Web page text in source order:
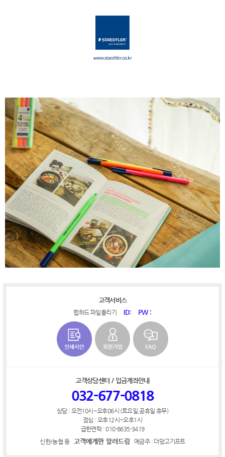
고객서비스
웹하드 파일올리기 ID: PW :
고객상담센터 / 입금계좌안내
032-677-0818
상담 : 오전10시~오후06시 (토요일,공휴일 휴무)
점심 : 오후12시~오후1시
급한연락 : 010-8635-3419
신한/농협 등
고객에게만 알려드림 예금주 : 더망고기프트